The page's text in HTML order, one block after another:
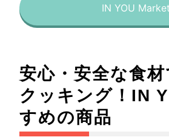
IN YOU Market
安心・安全な食材
クッキング！IN
すめの商品